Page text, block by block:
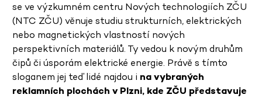
se ve výzkumném centru Nových technologiích ZČU
(NTC ZČU) věnuje studiu strukturních, elektrických
nebo magnetických vlastností nových
perspektivních materiálů. Ty vedou k novým druhům
čipů či úsporám elektrické energie. Právě s tímto
sloganem jej teď lidé najdou i na vybraných
reklamních plochách v Plzni, kde ZČU představuje